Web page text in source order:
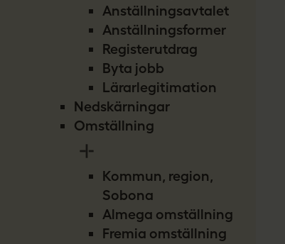
Anställningsavtalet
Anställningsformer
Registerutdrag
Byta jobb
Lärarlegitimation
Nedskärningar
Omställning
Kommun, region,
Sobona
Almega omställning
Fremia omställning